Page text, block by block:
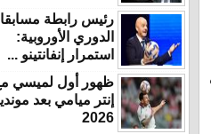
رئيس رابطة مسابقات
الدوري الأوروبية:
استمرار إنفانتينو ...
ظهور أول لميسي مع
إنتر ميامي بعد مونديال
2026